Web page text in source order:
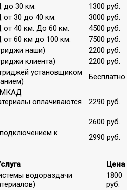
30 км.
1300 руб.
30 до 40 км.
3000 руб.
40 км. До 60 км.
4500 руб.
60 км до 100 км.
7500 руб.
наши)
2200 руб.
клиента)
2200 руб.
установщиком
Бесплатно
МКАД
оплачиваются
2290 руб.
2600 руб.
к
2990 руб.
Цена
водораздачи
1800
руб.